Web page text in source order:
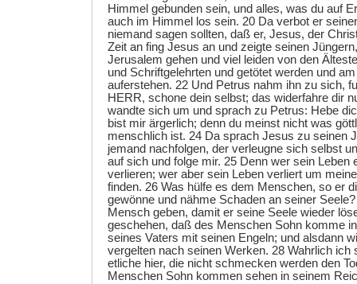
Himmel gebunden sein, und alles, was du auf
auch im Himmel los sein. 20 Da verbot er
niemand sagen sollten, daß er, Jesus, der
Zeit an fing Jesus an und zeigte seinen
Jerusalem gehen und viel leiden von den
und Schriftgelehrten und getötet werden und
auferstehen. 22 Und Petrus nahm ihn zu sich,
HERR, schone dein selbst; das widerfahre dir
wandte sich um und sprach zu Petrus: Hebe
bist mir ärgerlich; denn du meinst nicht was
menschlich ist. 24 Da sprach Jesus zu seinen
jemand nachfolgen, der verleugne sich selbst
auf sich und folge mir. 25 Denn wer sein Leben
verlieren; wer aber sein Leben verliert um
finden. 26 Was hülfe es dem Menschen, so er
gewönne und nähme Schaden an seiner
Mensch geben, damit er seine Seele wieder
geschehen, daß des Menschen Sohn komme
seines Vaters mit seinen Engeln; und alsdann
vergelten nach seinen Werken. 28 Wahrlich ich
etliche hier, die nicht schmecken werden den
Menschen Sohn kommen sehen in seinem